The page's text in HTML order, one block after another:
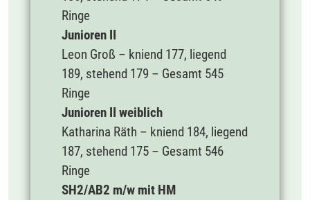
Ringe
Junioren II
Leon Groß – kniend 177, liegend
189, stehend 179 – Gesamt 545
Ringe
Junioren II weiblich
Katharina Räth – kniend 184, liegend
187, stehend 175 – Gesamt 546
Ringe
SH2/AB2 m/w mit HM